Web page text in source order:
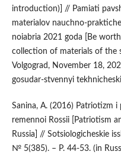
introduction)] // Pamiati
materialov nauchno-
noiabria 2021 goda [Be
collection of materials of the
Volgograd, November 18,
gosudar-stvennyi
Sanina, A. (2016) Patriotizm
remennoi Rossii [Patriotism
Russia] // Sotsiologicheskie
№ 5(385). – P. 44-53. (in